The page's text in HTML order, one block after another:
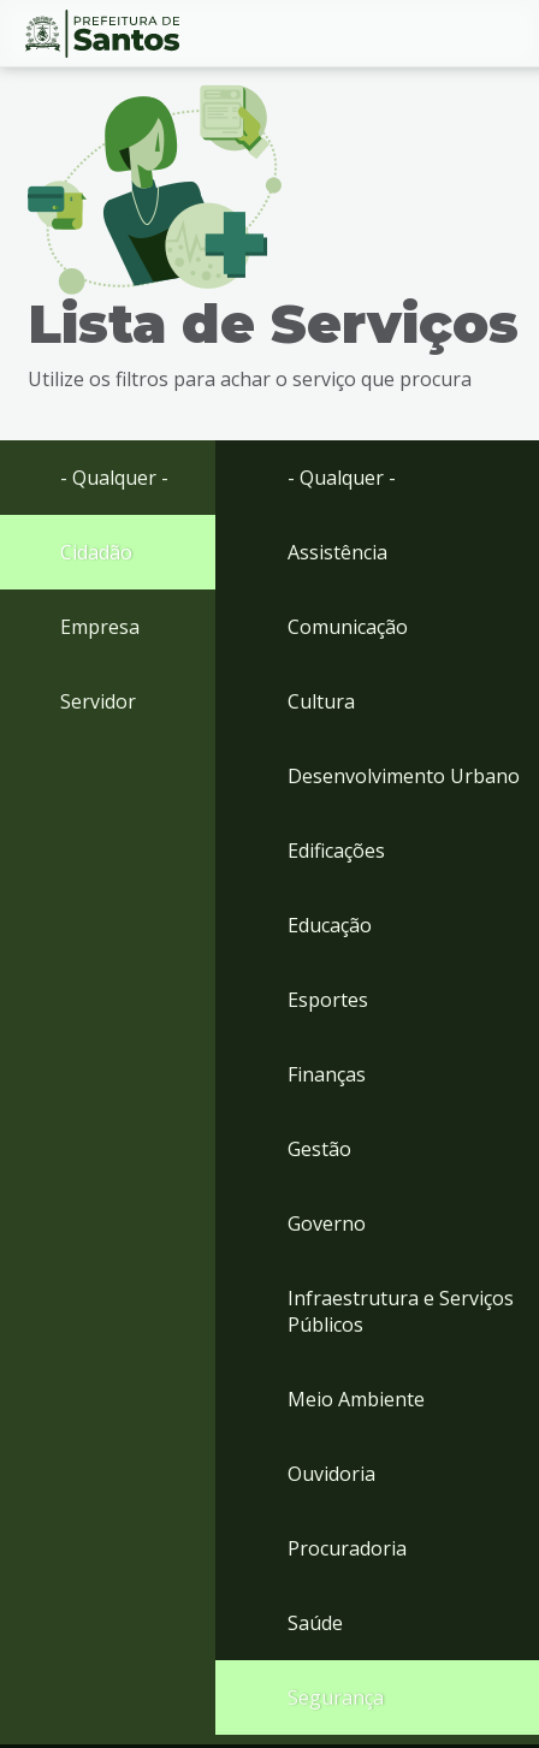
Ir
busca
Ir
rodapé
Conteúdo
Lista de Serviços
Utilize os filtros para achar o serviço que procura
- Qualquer -
Cidadão
Empresa
Servidor
- Qualquer -
Assistência
Comunicação
Cultura
Desenvolvimento Urbano
Edificações
Educação
Esportes
Finanças
Gestão
Governo
Infraestrutura e Serviços
Públicos
Meio Ambiente
Ouvidoria
Procuradoria
Saúde
Segurança